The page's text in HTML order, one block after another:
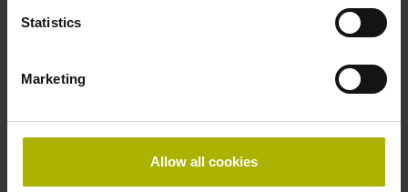
Statistics
Marketing
Allow all cookies